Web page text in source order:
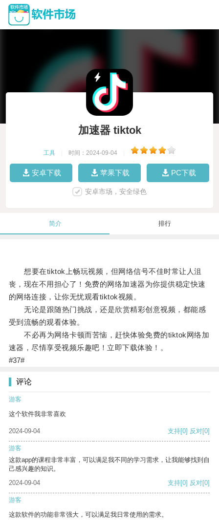
加速器 tiktok
工具 时间：2024-09-04
安卓下载 苹果下载 PC下载
安卓市场，安全绿色
简介 排行
想要在tiktok上畅玩视频，但网络信号不佳时常让人沮
丧，现在不用担心了！免费的网络加速器为你提供稳定快速
的网络连接，让你无忧观看tiktok视频。
无论是跟随热门挑战，还是欣赏精彩创意视频，都能感
受到流畅的观看体验。
不必再为网络卡顿而苦恼，赶快体验免费的tiktok网络加
速器，尽情享受视频乐趣吧！立即下载体验！。
#37#
评论
游客
这个软件我非常喜欢
2024-09-04 支持[0] 反对[0]
游客
这款app的课程非常丰富，可以满足我不同的学习需求，让我能够找到自
己感兴趣的知识。
2024-09-04
支持[0] 反对[0]
游客
这款软件的功能非常强大，可以满足我日常使用的需求。